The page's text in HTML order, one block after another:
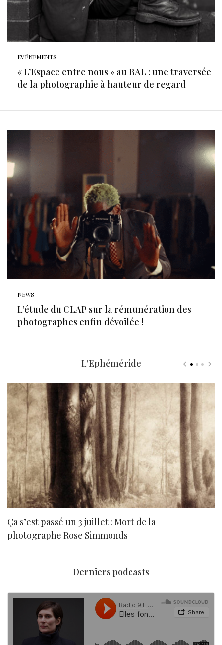
EVÉNEMENTS
« L’Espace entre nous » au BAL : une traversée
de la photographie à hauteur de regard
NEWS
L’étude du CLAP sur la rémunération des
photographes enfin dévoilée !
L'Ephéméride
Ça s’est passé un 3 juillet : Mort de la
photographe Rose Simmonds
Derniers podcasts